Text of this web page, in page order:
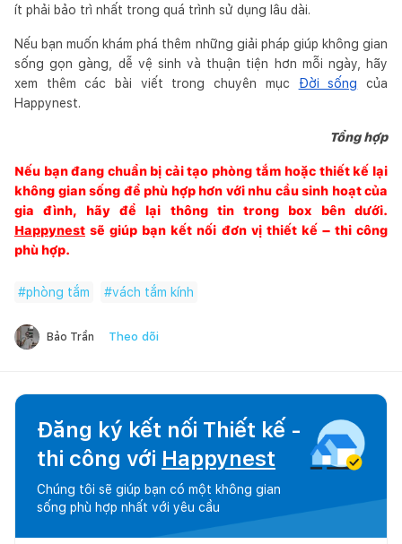
ít phải bảo trì nhất trong quá trình sử dụng lâu dài.
Nếu bạn muốn khám phá thêm những giải pháp giúp không gian
sống gọn gàng, dễ vệ sinh và thuận tiện hơn mỗi ngày, hãy
xem thêm các bài viết trong chuyên mục Đời sống của
Happynest.
Tổng hợp
Nếu bạn đang chuẩn bị cải tạo phòng tắm hoặc thiết kế lại
không gian sống để phù hợp hơn với nhu cầu sinh hoạt của
gia đình, hãy để lại thông tin trong box bên dưới.
Happynest sẽ giúp bạn kết nối đơn vị thiết kế – thi công
phù hợp.
#phòng tắm #vách tắm kính
Bảo Trần Theo dõi
Đăng ký kết nối Thiết kế -
thi công với Happynest
Chúng tôi sẽ giúp bạn có một không gian
sống phù hợp nhất với yêu cầu